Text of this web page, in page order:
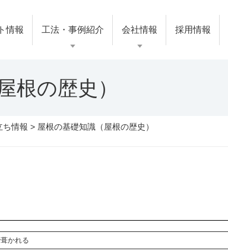
情報 工法・事例紹介 会社情報 採用情報
根の歴史）
ち情報 > 屋根の基礎知識（屋根の歴史）
かれる